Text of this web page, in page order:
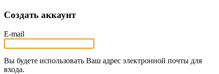
Создать аккаунт
E-mail
Вы будете использовать Ваш адрес электронной почты для
входа.